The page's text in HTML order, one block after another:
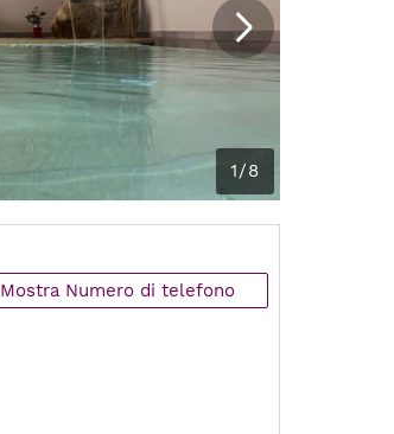
1/8
Mostra Numero di telefono